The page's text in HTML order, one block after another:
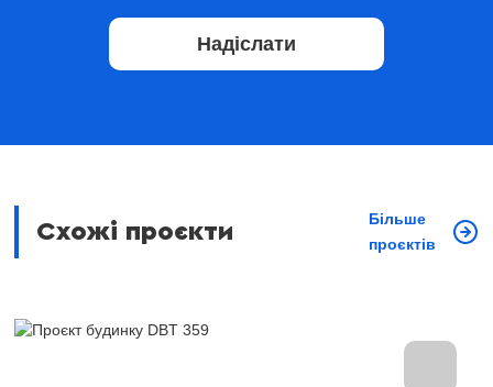
Надіслати
Схожі проєкти
Більше
проєктів